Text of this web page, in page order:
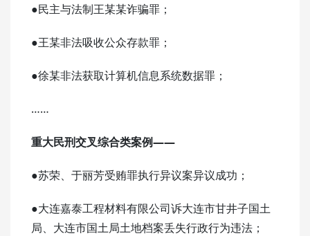
●民主与法制王某某诈骗罪；
●王某非法吸收公众存款罪；
●徐某非法获取计算机信息系统数据罪；
……
重大民刑交叉综合类案例——
●苏荣、于丽芳受贿罪执行异议案异议成功；
●大连嘉泰工程材料有限公司诉大连市甘井子国土
局、大连市国土局土地档案丢失行政行为违法；